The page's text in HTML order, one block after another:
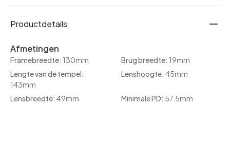
Productdetails
Afmetingen
Framebreedte: 130mm Brug breedte: 19mm
Lengte van de tempel:
143mm
Lenshoogte: 45mm
Lensbreedte: 49mm Minimale PD: 57.5mm